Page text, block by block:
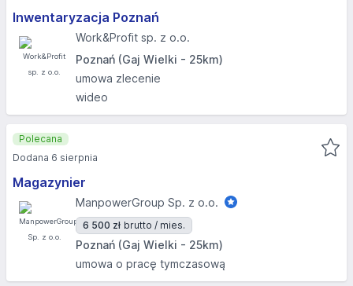
Inwentaryzacja Poznań
Work&Profit sp. z o.o.
Poznań (Gaj Wielki - 25km)
umowa zlecenie
wideo
Magazynier
ManpowerGroup Sp. z o.o.
6 500 zł brutto / mies.
Poznań (Gaj Wielki - 25km)
umowa o pracę tymczasową
Polecana
Dodana 6 sierpnia